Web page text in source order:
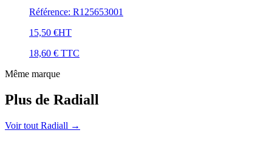
Référence: R125653001
15,50 €HT
18,60 € TTC
Même marque
Plus de Radiall
Voir tout Radiall →